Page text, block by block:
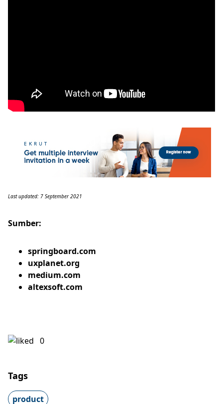
Last updated: 7 September 2021
Sumber:
springboard.com
uxplanet.org
medium.com
altexsoft.com
0
Tags
product